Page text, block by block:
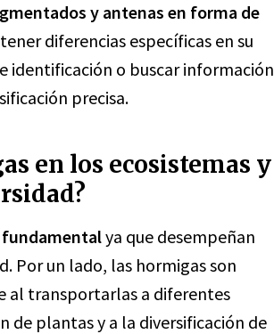
y antenas en forma de
diferencias específicas en su
identificación o buscar información
precisa.
en los ecosistemas y
fundamentalya que desempeñan
Por un lado, las hormigas son
al transportarlas a diferentes
de plantas y a la diversificación de